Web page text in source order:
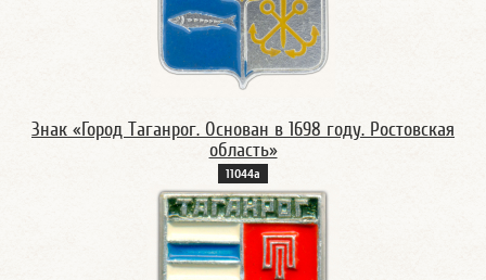
Знак «Город Таганрог. Основан в 1698 году. Ростовская
область»
11044а